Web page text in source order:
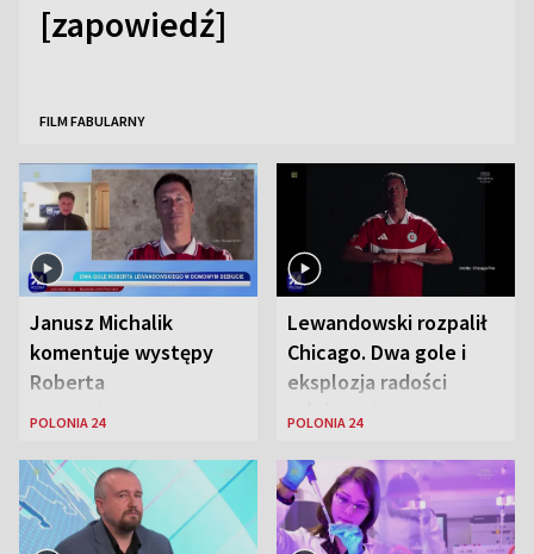
[zapowiedź]
FILM FABULARNY
Janusz Michalik
komentuje występy
Roberta
Lewandowskiego w
Zjednoczonych
POLONIA 24
Lewandowski rozpalił
Chicago. Dwa gole i
eksplozja radości
wśród Polonii
POLONIA 24